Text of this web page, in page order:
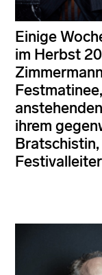
Einige
im Herbst
ihrem